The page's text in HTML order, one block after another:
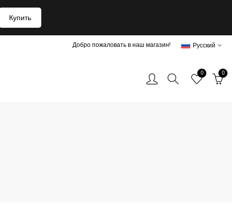
Купить
Добро пожаловать в наш магазин! Русский
0 0